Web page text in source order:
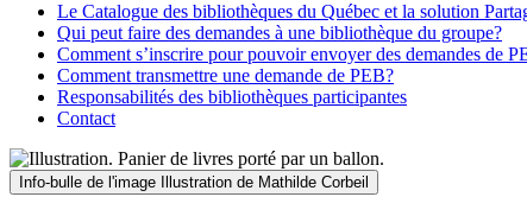
Le Catalogue des bibliothèques du Québec et la solution
Qui peut faire des demandes à une bibliothèque du groupe?
Comment s’inscrire pour pouvoir envoyer des demandes de
Comment transmettre une demande de PEB?
Responsabilités des bibliothèques participantes
Contact
Info-bulle de l'image Illustration de Mathilde Corbeil